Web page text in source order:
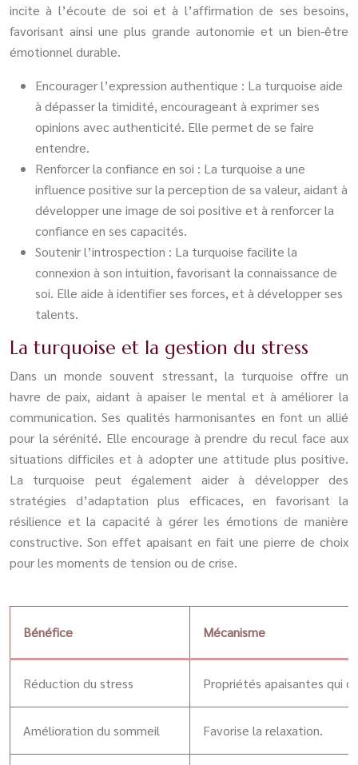
incite à l’écoute de soi et à l’affirmation de ses besoins,
favorisant ainsi une plus grande autonomie et un bien-être
émotionnel durable.
Encourager l’expression authentique : La turquoise aide
à dépasser la timidité, encourageant à exprimer ses
opinions avec authenticité. Elle permet de se faire
entendre.
Renforcer la confiance en soi : La turquoise a une
influence positive sur la perception de sa valeur, aidant à
développer une image de soi positive et à renforcer la
confiance en ses capacités.
Soutenir l’introspection : La turquoise facilite la
connexion à son intuition, favorisant la connaissance de
soi. Elle aide à identifier ses forces, et à développer ses
talents.
La turquoise et la gestion du stress
Dans un monde souvent stressant, la turquoise offre un
havre de paix, aidant à apaiser le mental et à améliorer la
communication. Ses qualités harmonisantes en font un allié
pour la sérénité. Elle encourage à prendre du recul face aux
situations difficiles et à adopter une attitude plus positive.
La turquoise peut également aider à développer des
stratégies d’adaptation plus efficaces, en favorisant la
résilience et la capacité à gérer les émotions de manière
constructive. Son effet apaisant en fait une pierre de choix
pour les moments de tension ou de crise.
Bénéfice Mécanisme
Réduction du stress Propriétés apaisantes qui
Amélioration du sommeil Favorise la relaxation.